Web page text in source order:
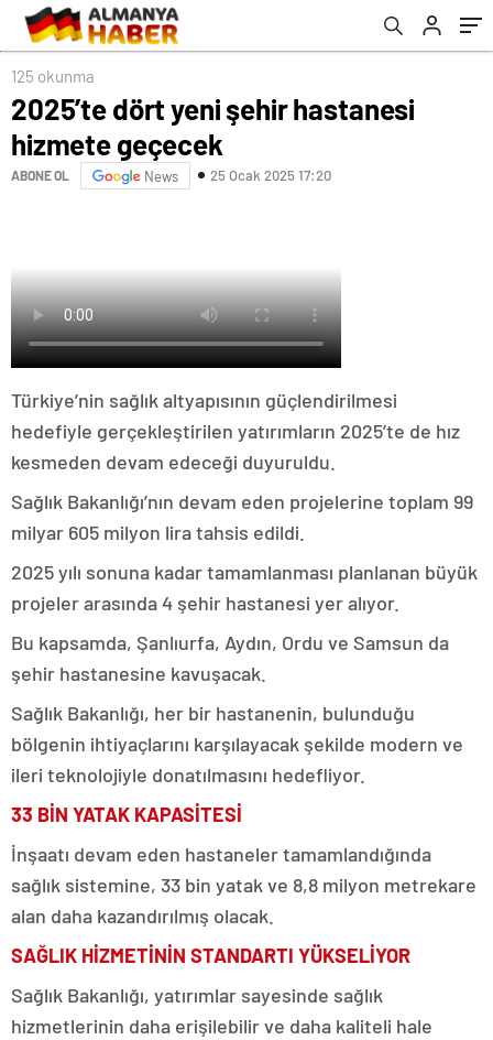
125 okunma
2025’te dört yeni şehir hastanesi
hizmete geçecek
ABONE OL News 25 Ocak 2025 17:20
Türkiye’nin sağlık altyapısının güçlendirilmesi
hedefiyle gerçekleştirilen yatırımların 2025’te de hız
kesmeden devam edeceği duyuruldu.
Sağlık Bakanlığı’nın devam eden projelerine toplam 99
milyar 605 milyon lira tahsis edildi.
2025 yılı sonuna kadar tamamlanması planlanan büyük
projeler arasında 4 şehir hastanesi yer alıyor.
Bu kapsamda, Şanlıurfa, Aydın, Ordu ve Samsun da
şehir hastanesine kavuşacak.
Sağlık Bakanlığı, her bir hastanenin, bulunduğu
bölgenin ihtiyaçlarını karşılayacak şekilde modern ve
ileri teknolojiyle donatılmasını hedefliyor.
33 BİN YATAK KAPASİTESİ
İnşaatı devam eden hastaneler tamamlandığında
sağlık sistemine, 33 bin yatak ve 8,8 milyon metrekare
alan daha kazandırılmış olacak.
SAĞLIK HİZMETİNİN STANDARTI YÜKSELİYOR
Sağlık Bakanlığı, yatırımlar sayesinde sağlık
hizmetlerinin daha erişilebilir ve daha kaliteli hale